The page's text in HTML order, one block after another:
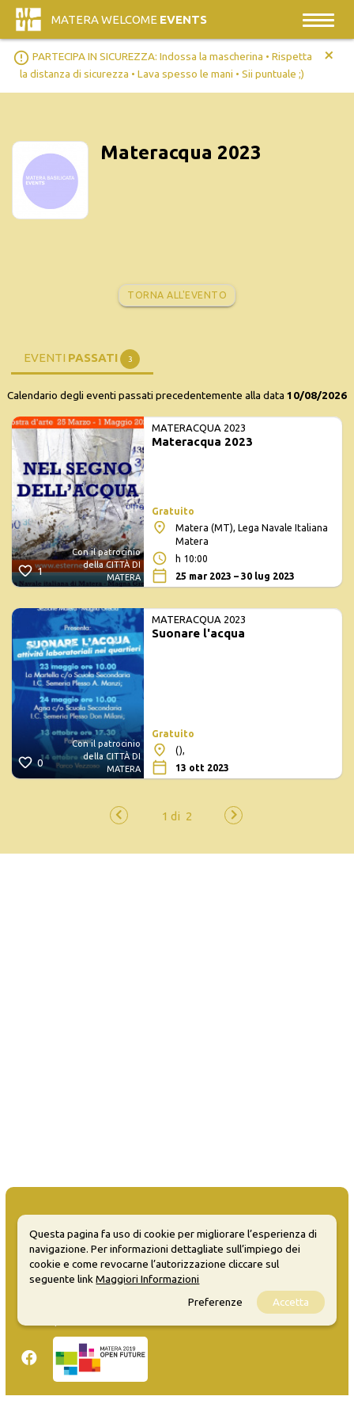
MATERA WELCOME EVENTS
error_outline PARTECIPA IN SICUREZZA: Indossa la mascherina • Rispetta
la distanza di sicurezza • Lava spesso le mani • Sii puntuale ;)
+
Materacqua 2023
TORNA ALL'EVENTO
EVENTI PASSATI 3
Calendario degli eventi passati precedentemente alla data 10/08/2026
1
Con il patrocinio
della CITTÀ DI
MATERA
MATERACQUA 2023
Materacqua 2023
Gratuito
Matera (MT), Lega Navale Italiana
Matera
h 10:00
25 mar 2023 – 30 lug 2023
0
Con il patrocinio
della CITTÀ DI
MATERA
MATERACQUA 2023
Suonare l'acqua
Gratuito
(),
13 ott 2023
MATERA WELCOME EVENTS
Questa pagina fa uso di cookie per migliorare l’esperienza di
navigazione. Per informazioni dettagliate sull’impiego dei
cookie e come revocarne l’autorizzazione cliccare sul
seguente linkMaggiori Informazioni
Preferenze
Accetta